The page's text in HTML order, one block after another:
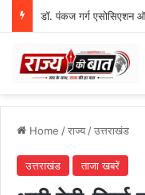
Home /राज्य/उत्तराखंड
उत्तराखंड ताजा खबरें